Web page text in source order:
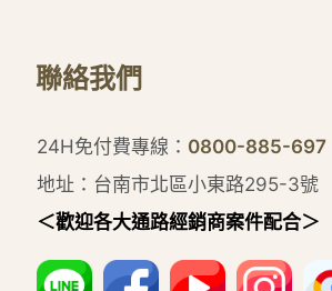
聯絡我們
24H免付費專線： 0800-885-697
地址：台南市北區小東路295-3號
＜歡迎各大通路經銷商案件配合＞